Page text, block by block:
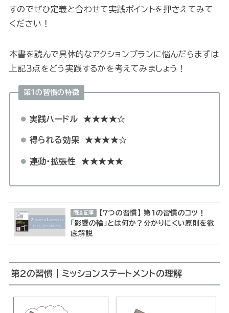
すのでぜひ定義と合わせて実践ポイントを押さえてみて
ください！
本書を読んで具体的なアクションプランに悩んだらまずは
上記３点をどう実践するかを考えてみましょう！
第1の習慣の特徴
実践ハードル★★★★☆
得られる効果★★★★☆
連動・拡張性 ★★★★★
関連記事
【7つの習慣】 第1の習慣のコツ！
「影響の輪」とは何か？分かりにくい原則を徹
底解説
第2の習慣｜ミッションステートメントの理解